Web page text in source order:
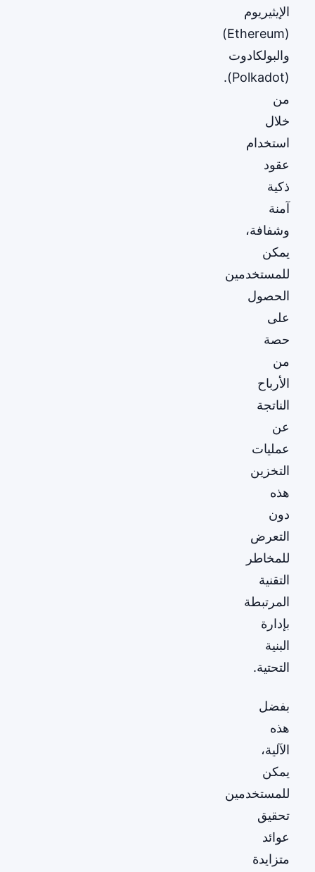
الإيثيريوم
(Ethereum)
والبولكادوت
(Polkadot).
من
خلال
استخدام
عقود
ذكية
آمنة
وشفافة،
يمكن
للمستخدمين
الحصول
على
حصة
من
الأرباح
الناتجة
عن
عمليات
التخزين
هذه
دون
التعرض
للمخاطر
التقنية
المرتبطة
بإدارة
البنية
التحتية.
بفضل
هذه
الآلية،
يمكن
للمستخدمين
تحقيق
عوائد
متزايدة